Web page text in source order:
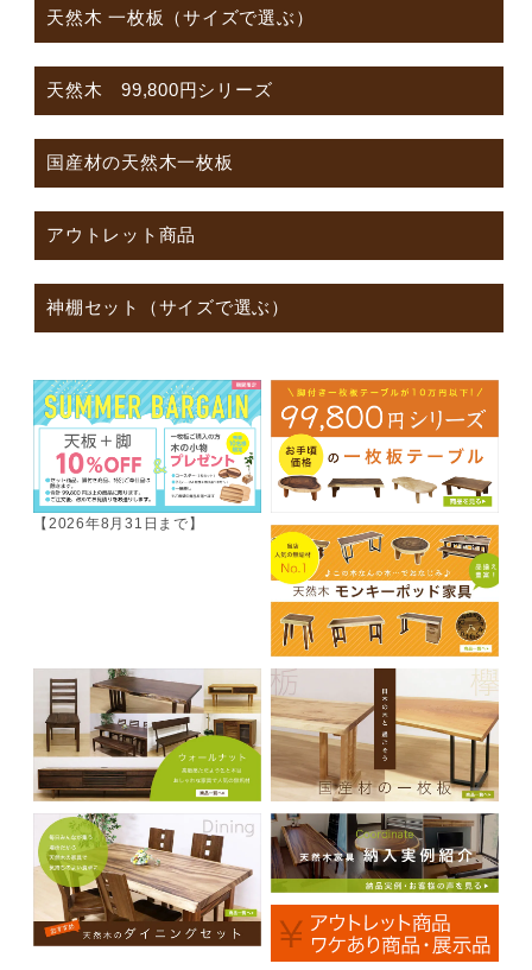
天然木 一枚板（サイズで選ぶ）
天然木 99,800円シリーズ
国産材の天然木一枚板
アウトレット商品
神棚セット（サイズで選ぶ）
【2026年8月31日まで】